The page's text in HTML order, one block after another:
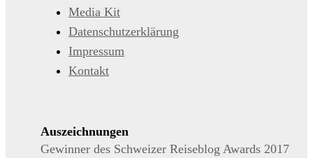
Media Kit
Datenschutzerklärung
Impressum
Kontakt
Auszeichnungen
Gewinner des Schweizer Reiseblog Awards 2017